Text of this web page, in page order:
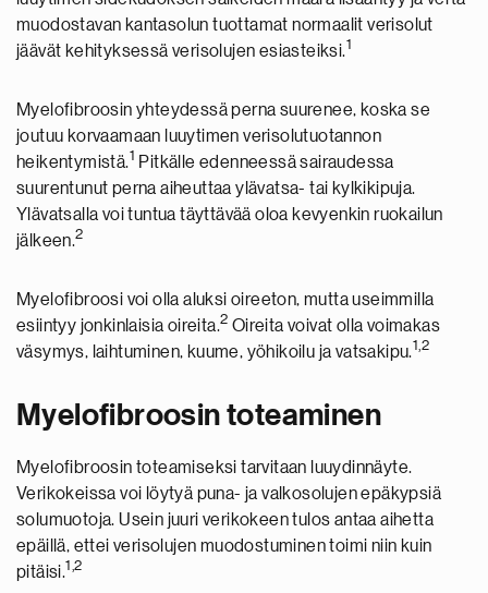
muodostavan kantasolun tuottamat normaalit verisolut
jäävät kehityksessä verisolujen esiasteiksi.1
Myelofibroosin yhteydessä perna suurenee, koska se
joutuu korvaamaan luuytimen verisolutuotannon
heikentymistä.1 Pitkälle edenneessä sairaudessa
suurentunut perna aiheuttaa ylävatsa- tai kylkikipuja.
Ylävatsalla voi tuntua täyttävää oloa kevyenkin ruokailun
jälkeen.2
Myelofibroosi voi olla aluksi oireeton, mutta useimmilla
esiintyy jonkinlaisia oireita.2 Oireita voivat olla voimakas
väsymys, laihtuminen, kuume, yöhikoilu ja vatsakipu.1,2
Myelofibroosin toteaminen
Myelofibroosin toteamiseksi tarvitaan luuydinnäyte.
Verikokeissa voi löytyä puna- ja valkosolujen epäkypsiä
solumuotoja. Usein juuri verikokeen tulos antaa aihetta
epäillä, ettei verisolujen muodostuminen toimi niin kuin
pitäisi.1,2